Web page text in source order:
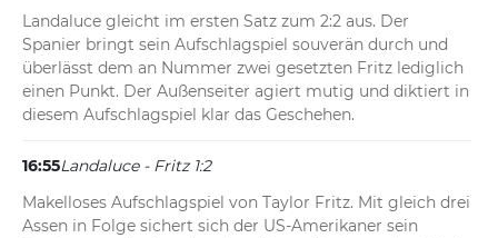
Landaluce gleicht im ersten Satz zum 2:2 aus. Der
Spanier bringt sein Aufschlagspiel souverän durch und
überlässt dem an Nummer zwei gesetzten Fritz lediglich
einen Punkt. Der Außenseiter agiert mutig und diktiert in
diesem Aufschlagspiel klar das Geschehen.
16:55Landaluce - Fritz 1:2
Makelloses Aufschlagspiel von Taylor Fritz. Mit gleich drei
Assen in Folge sichert sich der US-Amerikaner sein